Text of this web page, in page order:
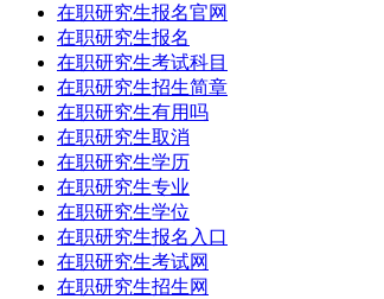
在职研究生报名官网
在职研究生报名
在职研究生考试科目
在职研究生招生简章
在职研究生有用吗
在职研究生取消
在职研究生学历
在职研究生专业
在职研究生学位
在职研究生报名入口
在职研究生考试网
在职研究生招生网